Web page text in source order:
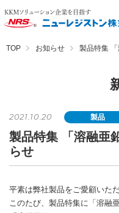
TOP お知らせ 製品特集
2021.10.20 製品
製品特集 「溶融亜
らせ
平素は弊社製品をご愛顧いた
このたび、製品特集に「溶融